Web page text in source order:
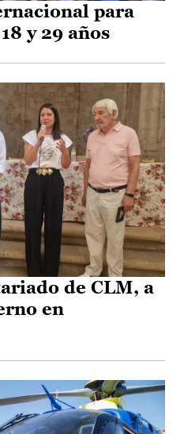
para
y 29 años
de CLM, a
en